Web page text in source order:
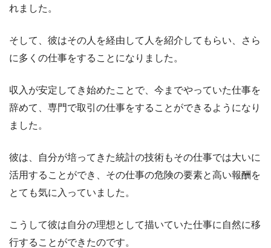
れました。
そして、彼はその人を経由して人を紹介してもらい、さら
に多くの仕事をすることになりました。
収入が安定してき始めたことで、今までやっていた仕事を
辞めて、専門で取引の仕事をすることができるようになり
ました。
彼は、自分が培ってきた統計の技術もその仕事では大いに
活用することができ、その仕事の危険の要素と高い報酬を
とても気に入っていました。
こうして彼は自分の理想として描いていた仕事に自然に移
行することができたのです。